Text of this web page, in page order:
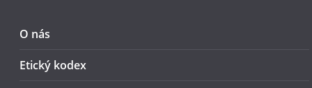
O nás
Etický kodex